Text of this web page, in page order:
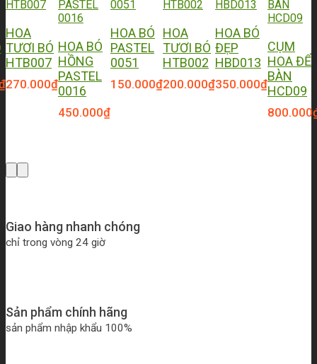
HOA
TƯƠI BÓ
HTB007
270.000₫
HOA BÓ
HỒNG
PASTEL
0016
450.000₫
HOA BÓ
PASTEL
0051
150.000₫
HOA
TƯƠI BÓ
HTB002
200.000₫
HOA BÓ
ĐẸP
HBD013
350.000₫
CỤM
HOA ĐỂ
BÀN
HCD09
800.000
Giao hàng nhanh chóng
chỉ trong vòng 24 giờ
Sản phẩm chính hãng
sản phẩm nhập khẩu 100%